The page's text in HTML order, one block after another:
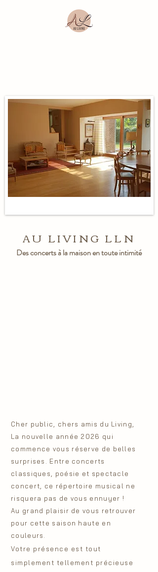
AU LIVING LLN
Des concerts à la maison en toute intimité
Cher public, chers amis du Living,
La nouvelle année 2026 qui
commence vous réserve de belles
surprises. Entre concerts
classiques, poésie et spectacle
concert, ce répertoire musical ne
risquera pas de vous ennuyer !
Au grand plaisir de vous retrouver
pour cette saison haute en
couleurs.
Votre présence est tout
simplement tellement précieuse